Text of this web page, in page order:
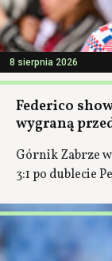
8 sierpnia 2026
Federico
wygraną
Górnik Zabrze
3:1 po dublecie